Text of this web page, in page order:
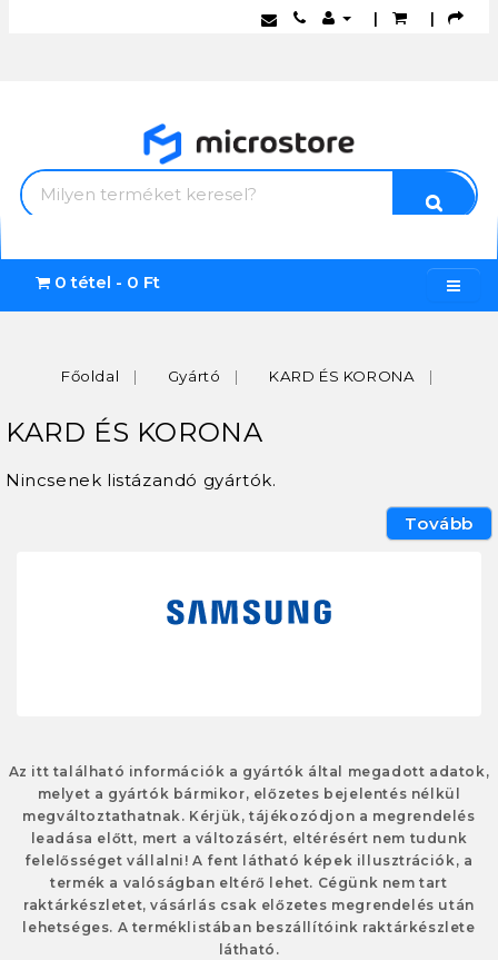
| |
0 tétel - 0 Ft
Főoldal Gyártó KARD ÉS KORONA
KARD ÉS KORONA
Nincsenek listázandó gyártók.
Tovább
Az itt található információk a gyártók által megadott adatok,
melyet a gyártók bármikor, előzetes bejelentés nélkül
megváltoztathatnak. Kérjük, tájékozódjon a megrendelés
leadása előtt, mert a változásért, eltérésért nem tudunk
felelősséget vállalni! A fent látható képek illusztrációk, a
termék a valóságban eltérő lehet. Cégünk nem tart
raktárkészletet, vásárlás csak előzetes megrendelés után
lehetséges. A terméklistában beszállítóink raktárkészlete
látható.